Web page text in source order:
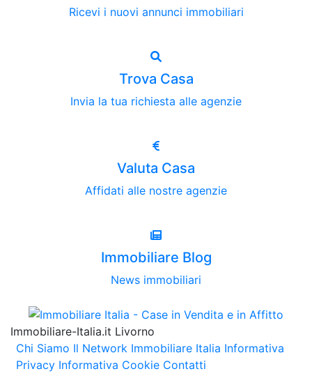
Ricevi i nuovi annunci immobiliari
Trova Casa
Invia la tua richiesta alle agenzie
Valuta Casa
Affidati alle nostre agenzie
Immobiliare Blog
News immobiliari
Immobiliare-Italia.it Livorno
Chi Siamo Il Network Immobiliare Italia Informativa
Privacy Informativa Cookie Contatti